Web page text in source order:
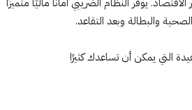
والبطالة وبعد التقاعد.
التي يمكن أن تساعدك كثيرًا